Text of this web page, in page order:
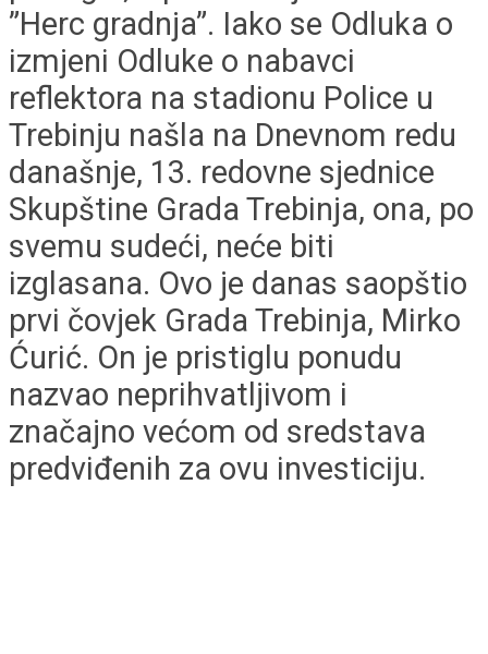
”Herc gradnja”. Iako se Odluka o
izmjeni Odluke o nabavci
reflektora na stadionu Police u
Trebinju našla na Dnevnom redu
današnje, 13. redovne sjednice
Skupštine Grada Trebinja, ona, po
svemu sudeći, neće biti
izglasana. Ovo je danas saopštio
prvi čovjek Grada Trebinja, Mirko
Ćurić. On je pristiglu ponudu
nazvao neprihvatljivom i
značajno većom od sredstava
predviđenih za ovu investiciju.